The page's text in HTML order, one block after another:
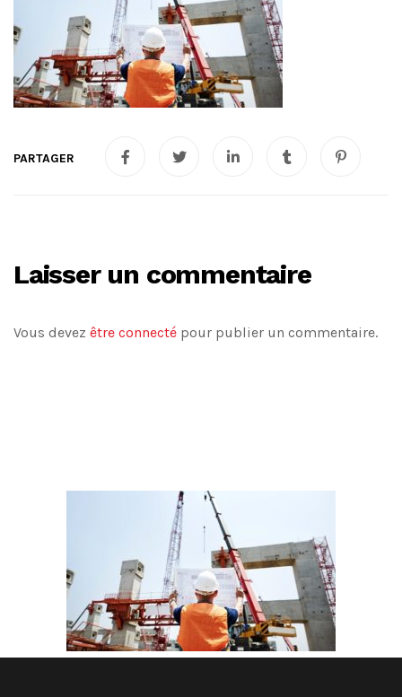
Laisser un commentaire
Vous devez être connecté pour publier un commentaire.